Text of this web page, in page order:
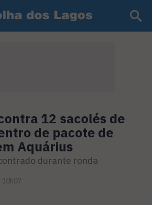
12 sacolés de
de pacote de
Aquárius
durante ronda
10h07